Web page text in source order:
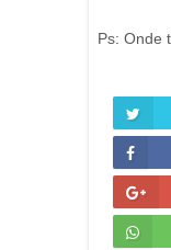
Ps: Onde